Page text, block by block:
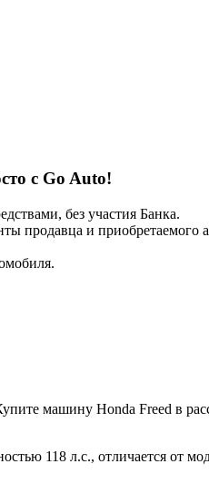
с Go Auto!
без участия Банка.
продавца и приобретаемого
машину Honda Freed в
118 л.с., отличается от